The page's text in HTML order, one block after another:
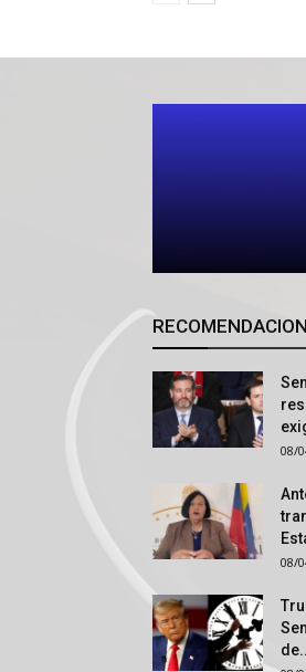
08/
08/